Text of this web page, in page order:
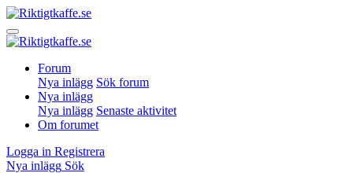
Forum
Nya inlägg Sök forum
Nya inlägg
Nya inlägg Senaste aktivitet
Om forumet
Logga in Registrera
Nya inlägg Sök